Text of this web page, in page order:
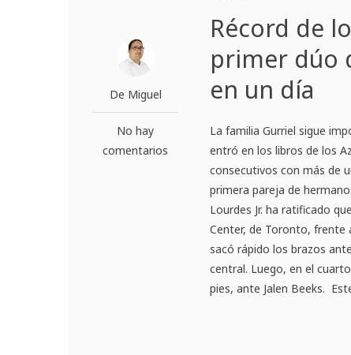
De Miguel
No hay
comentarios
Récord de
primer dúo
en un día
La familia Gurriel sigue
entró en los libros de los
consecutivos con más de
primera pareja de
Lourdes Jr. ha ratificado
Center, de Toronto, frente
sacó rápido los brazos
central. Luego, en el
pies, ante Jalen Beeks.